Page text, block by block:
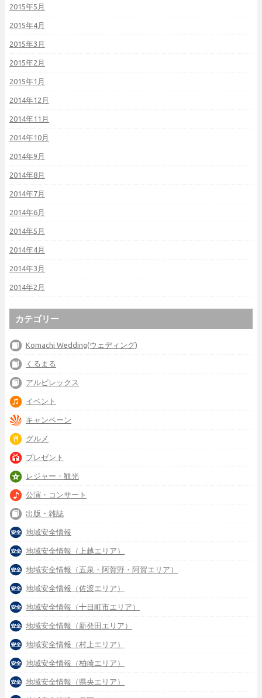
2015年5月
2015年4月
2015年3月
2015年2月
2015年1月
2014年12月
2014年11月
2014年10月
2014年9月
2014年8月
2014年7月
2014年6月
2014年5月
2014年4月
2014年3月
2014年2月
カテゴリー
Komachi Wedding(ウェディング)
くるまる
アルビレックス
イベント
キャンペーン
グルメ
プレゼント
レジャー・観光
公演・コンサート
出版・雑誌
地域安全情報
地域安全情報（上越エリア）
地域安全情報（五泉・阿賀野・阿賀エリア）
地域安全情報（佐渡エリア）
地域安全情報（十日町市エリア）
地域安全情報（新発田エリア）
地域安全情報（村上エリア）
地域安全情報（柏崎エリア）
地域安全情報（県央エリア）